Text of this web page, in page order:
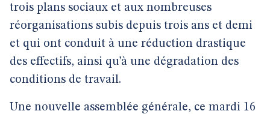
trois plans sociaux et aux nombreuses
réorganisations subis depuis trois ans et demi
et qui ont conduit à une réduction drastique
des effectifs, ainsi qu’à une dégradation des
conditions de travail.
Une nouvelle assemblée générale, ce mardi 16